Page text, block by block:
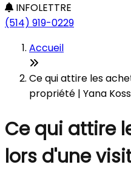
INFOLETTRE
(514) 919-0229
Accueil
Ce qui attire les
propriété | Yana
Ce qui attire
lors d'une